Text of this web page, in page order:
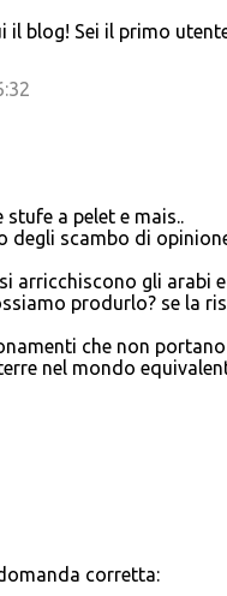
il blog! Sei il primo
a pelet e mais..
degli scambo di
arricchiscono gli arabi
produrlo? se la
che non
nel mondo
corretta: